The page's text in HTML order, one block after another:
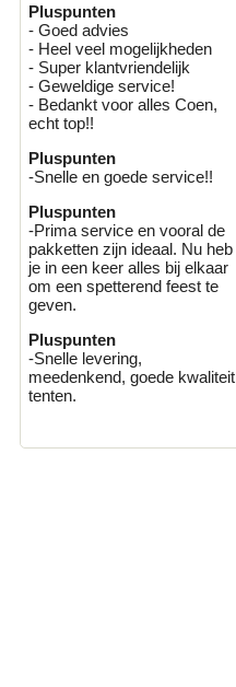
Pluspunten
- Goed advies
- Heel veel mogelijkheden
- Super klantvriendelijk
- Geweldige service!
- Bedankt voor alles Coen,
echt top!!
Pluspunten
-Snelle en goede service!!
Pluspunten
-Prima service en vooral de
pakketten zijn ideaal. Nu heb
je in een keer alles bij elkaar
om een spetterend feest te
geven.
Pluspunten
-Snelle levering,
meedenkend, goede kwaliteit
tenten.